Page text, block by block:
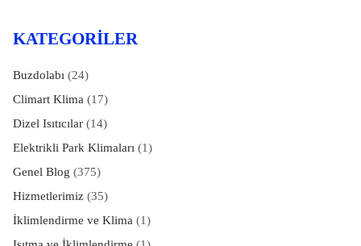
KATEGORILER
Buzdolabı (24)
Climart Klima (17)
Dizel Isıtıcılar(14)
Elektrikli Park Klimaları (1)
Genel Blog (375)
Hizmetlerimiz(35)
İklimlendirme ve Klima (1)